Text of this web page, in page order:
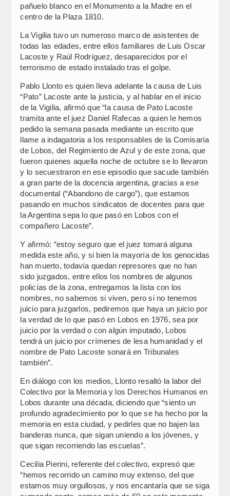
pañuelo blanco en el Monumento a la Madre en el
centro de la Plaza 1810.
La Vigilia tuvo un numeroso marco de asistentes de
todas las edades, entre ellos familiares de Luis Oscar
Lacoste y Raúl Rodríguez, desaparecidos por el
terrorismo de estado instalado tras el golpe.
Pablo Llonto es quien lleva adelante la causa de Luis
“Pato” Lacoste ante la justicia, y al hablar en el inicio
de la Vigilia, afirmó que “la causa de Pato Lacoste
tramita ante el juez Daniel Rafecas a quien le hemos
pedido la semana pasada mediante un escrito que
llame a indagatoria a los responsables de la Comisaría
de Lobos, del Regimiento de Azul y de este zona, que
fueron quienes aquella noche de octubre se lo llevaron
y lo secuestraron en ese episodio que sacude también
a gran parte de la docencia argentina, gracias a ese
documental (“Abandono de cargo”), que estamos
pasando en muchos sindicatos de docentes para que
la Argentina sepa lo que pasó en Lobos con el
compañero Lacoste”.
Y afirmó: “estoy seguro que el juez tomará alguna
medida este año, y si bien la mayoría de los genocidas
han muerto, todavía quedan represores que no han
sido juzgados, entre ellos los nombres de algunos
policías de la zona, entregamos la lista con los
nombres, no sabemos si viven, pero si no tenemos
juicio para juzgarlos, pediremos que haya un juicio por
la verdad de lo que pasó en Lobos en 1976, sea por
juicio por la verdad o con algún imputado, Lobos
tendrá un juicio por crímenes de lesa humanidad y el
nombre de Pato Lacoste sonará en Tribunales
también”.
En diálogo con los medios, Llonto resaltó la labor del
Colectivo por la Memoria y los Derechos Humanos en
Lobos durante una década, diciendo que “siento un
profundo agradecimiento por lo que se ha hecho por la
memoria en esta ciudad, y pedirles que no bajen las
banderas nunca, que sigan uniendo a los jóvenes, y
que sigan recorriendo las escuelas”.
Cecilia Pierini, referente del colectivo, expresó que
“hemos recorrido un camino muy extenso, del que
estamos muy orgullosos, y nos encantaría que se siga